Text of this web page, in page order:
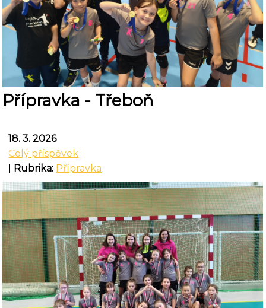
Přípravka - Třeboň
18. 3. 2026
Celý příspěvek
Rubrika: Přípravka